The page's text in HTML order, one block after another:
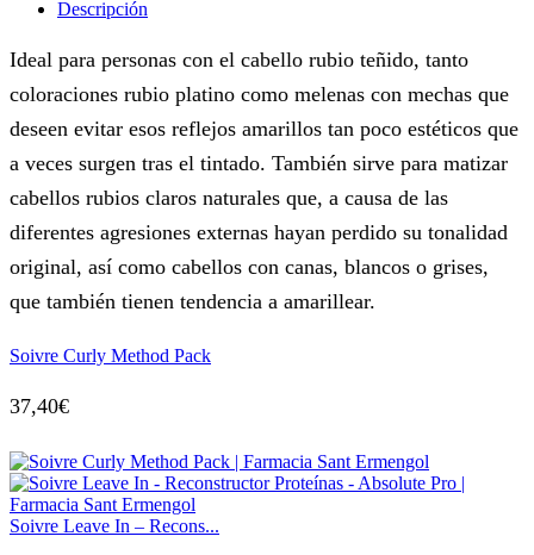
Descripción
Ideal para personas con el cabello rubio teñido, tanto
coloraciones rubio platino como melenas con mechas que
deseen evitar esos reflejos amarillos tan poco estéticos que
a veces surgen tras el tintado. También sirve para matizar
cabellos rubios claros naturales que, a causa de las
diferentes agresiones externas hayan perdido su tonalidad
original, así como cabellos con canas, blancos o grises,
que también tienen tendencia a amarillear.
Soivre Curly Method Pack
37,40€
Soivre Leave In – Recons...